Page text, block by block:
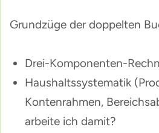
Grundzüge der doppelten
Drei-Komponenten-
Haushaltssystematik
Kontenrahmen,
arbeite ich damit?